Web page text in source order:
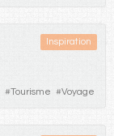
Inspiration
#Tourisme #Voyage